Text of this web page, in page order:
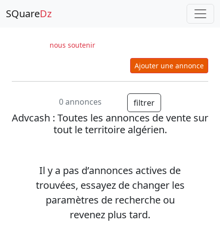
SQuareDz
nous soutenir
Ajouter une annonce
0 annonces filtrer
Advcash : Toutes les annonces de vente sur
tout le territoire algérien.
Il y a pas d’annonces actives de
trouvées, essayez de changer les
paramètres de recherche ou
revenez plus tard.